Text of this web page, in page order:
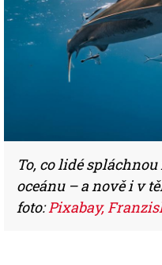
To, co lidé
oceánu – a nově i v
foto:Pixabay,